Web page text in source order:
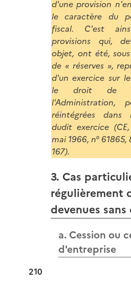
d'une provision
le caractère du
fiscal. C'est
provisions qui,
objet, ont été,
de « réserves »,
d'un exercice sur
le droit de
l'Administration,
réintégrées dans
dudit exercice
mai 1966, n° 61865,
167).
3. Cas
régulièrement
devenues
a. Cession ou
d'entreprise
210